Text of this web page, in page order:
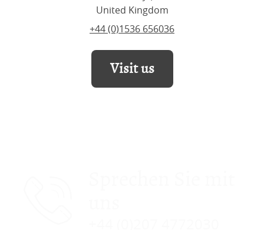
United Kingdom
+44 (0)1536 656036
Visit us